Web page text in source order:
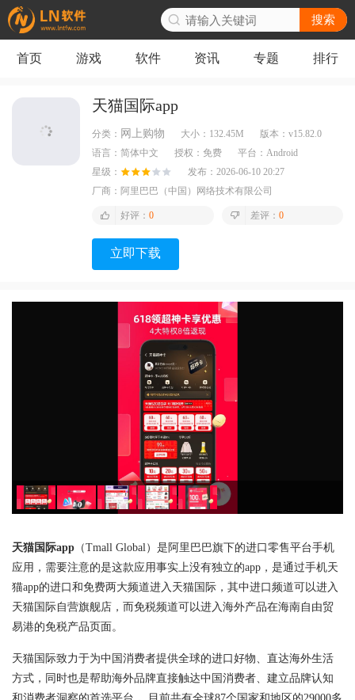
搜索
首页 游戏 软件 资讯 专题 排行
天猫国际app
分类： 网上购物 大小： 132.45M 版本： v15.82.0
语言： 简体中文 授权： 免费 平台： Android
星级：
发布： 2026-06-10 20:27
厂商： 阿里巴巴（中国）网络技术有限公司
好评： 0 差评： 0
立即下载
天猫国际app （Tmall Global）是阿里巴巴旗下的进口零售平台手机
应用，需要注意的是这款应用事实上没有独立的app，是通过手机天
猫app的进口和免费两大频道进入天猫国际，其中进口频道可以进入
天猫国际自营旗舰店，而免税频道可以进入海外产品在海南自由贸
易港的免税产品页面。
天猫国际致力于为中国消费者提供全球的进口好物、直达海外生活
方式，同时也是帮助海外品牌直接触达中国消费者、建立品牌认知